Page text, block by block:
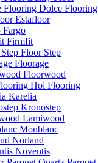
Dolce Flooring
Estafloor
Fargo
Firmfit
Floor Step
Floorage
Floorwood
Hoi Flooring
Karelia
Kronostep
Lamiwood
Monblanc
Norland
Noventis